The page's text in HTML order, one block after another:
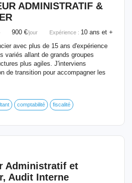
ADMINISTRATIF &
900 €/jour Expérience : 10 ans et +
avec plus de 15 ans d'expérience
variés allant de grands groupes
plus agiles. J'interviens
de transition pour accompagner les
comptabilité fiscalité
Administratif et
, Audit Interne